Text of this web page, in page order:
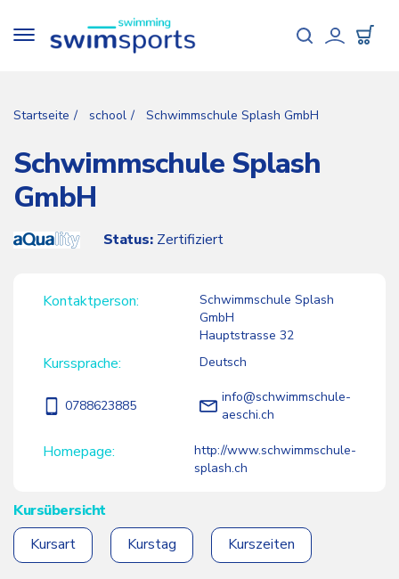
zum
Toggle
Startseite school Schwimmschule Splash GmbH
Schwimmschule Splash
GmbH
Status: Zertifiziert
Kontaktperson
Schwimmschule Splash
GmbH
Hauptstrasse 32
Kurssprache Deutsch
0788623885
info@schwimmschule-
aeschi.ch
Homepage
http://www.schwimmschule-
splash.ch
Kursübersicht
Kursart
Kurstag Kurszeiten